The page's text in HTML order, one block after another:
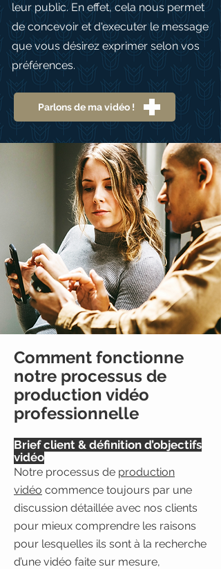
leur public. En effet, cela nous permet
de concevoir et d'executer le message
que vous désirez exprimer selon vos
préférences.
Parlons de ma vidéo !
Comment fonctionne
notre processus de
production vidéo
professionnelle
Brief client & définition d’objectifs
vidéo
Notre processus de production
vidéo commence toujours par une
discussion détaillée avec nos clients
pour mieux comprendre les raisons
pour lesquelles ils sont à la recherche
d’une vidéo faite sur mesure,